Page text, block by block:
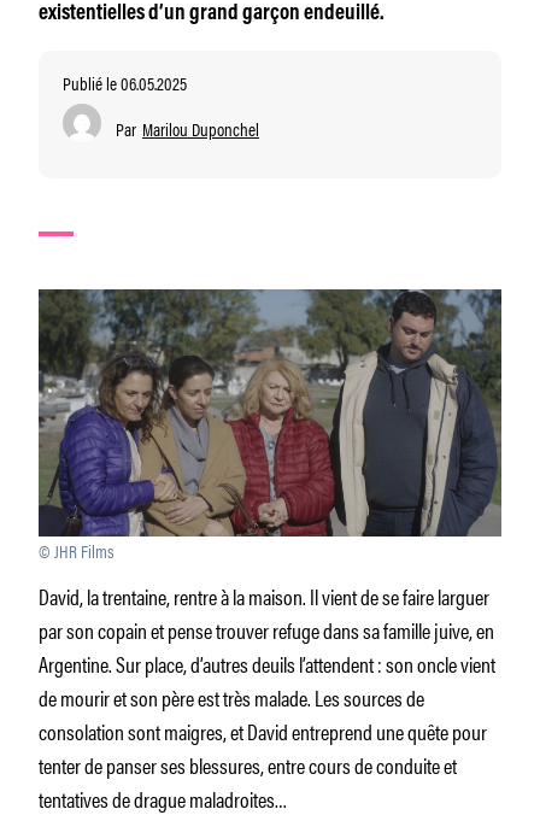
existentielles d’un grand garçon endeuillé.
Publié le 06.05.2025
Par Marilou Duponchel
© JHR Films
David, la trentaine, rentre à la maison. Il vient de se faire larguer
par son copain et pense trouver refuge dans sa famille juive, en
Argentine. Sur place, d’autres deuils l’attendent : son oncle vient
de mourir et son père est très malade. Les sources de
consolation sont maigres, et David entreprend une quête pour
tenter de panser ses blessures, entre cours de conduite et
tentatives de drague maladroites…